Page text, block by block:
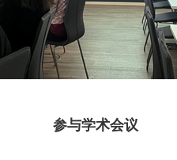
参与学术会议